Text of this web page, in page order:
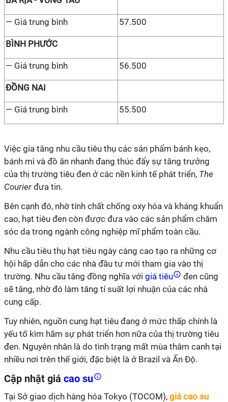
— Giá trung bình 57.500
BÌNH PHƯỚC
— Giá trung bình 56.500
ĐỒNG NAI
— Giá trung bình 55.500
Việc gia tăng nhu cầu tiêu thụ các sản phẩm bánh kẹo,
bánh mì và đồ ăn nhanh đang thúc đẩy sự tăng trưởng
của thị trường tiêu đen ở các nền kinh tế phát triển, The
Courier đưa tin.
Bên cạnh đó, nhờ tính chất chống oxy hóa và kháng khuẩn
cao, hạt tiêu đen còn được đưa vào các sản phẩm chăm
sóc da trong ngành công nghiệp mĩ phẩm toàn cầu.
Nhu cầu tiêu thụ hạt tiêu ngày càng cao tạo ra những cơ
hội hấp dẫn cho các nhà đầu tư mới tham gia vào thị
trường. Nhu cầu tăng đồng nghĩa với giá tiêu
đen cũng
sẽ tăng, nhờ đó làm tăng tỉ suất lợi nhuận của các nhà
cung cấp.
Tuy nhiên, nguồn cung hạt tiêu đang ở mức thấp chính là
yếu tố kìm hãm sự phát triển hơn nữa của thị trường tiêu
đen. Nguyên nhân là do tình trạng mất mùa thâm canh tại
nhiều nơi trên thế giới, đặc biệt là ở Brazil và Ấn Độ.
Cập nhật giá cao su
Tại Sở giao dịch hàng hóa Tokyo (TOCOM), giá cao su